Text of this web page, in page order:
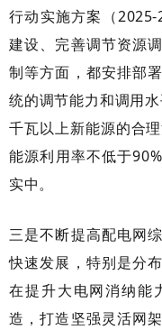
行动实施方案（2025-
建设、完善调节资源
制等方面，都安排部
统的调节能力和调用
千瓦以上新能源的合
能源利用率不低于
实中。
三是不断提高配电网
快速发展，特别是分
在提升大电网消纳能
造，打造坚强灵活网